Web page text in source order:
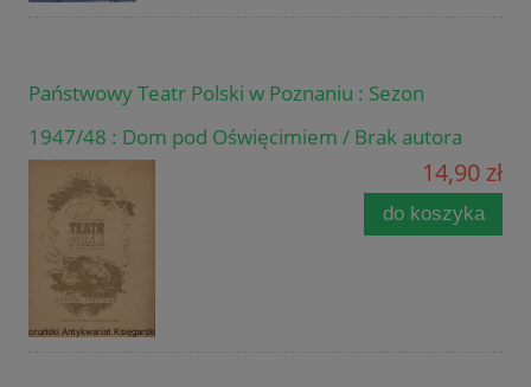
Państwowy Teatr Polski w Poznaniu : Sezon
1947/48 : Dom pod Oświęcimiem / Brak autora
14,90 zł
do koszyka